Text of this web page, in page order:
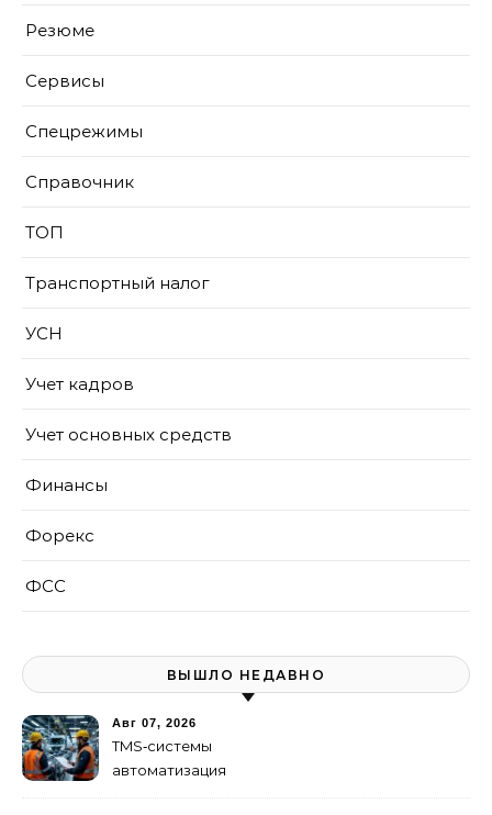
Резюме
Сервисы
Спецрежимы
Справочник
ТОП
Транспортный налог
УСН
Учет кадров
Учет основных средств
Финансы
Форекс
ФСС
ВЫШЛО НЕДАВНО
Авг 07, 2026
TMS‑системы
автоматизация